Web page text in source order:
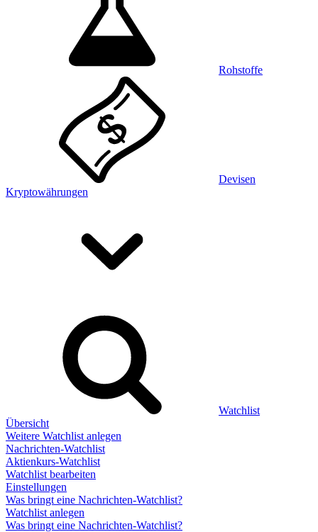
Rohstoffe
Devisen
Kryptowährungen
Watchlist
Übersicht
Weitere Watchlist anlegen
Nachrichten-Watchlist
Aktienkurs-Watchlist
Watchlist bearbeiten
Einstellungen
Was bringt eine Nachrichten-Watchlist?
Watchlist anlegen
Was bringt eine Nachrichten-Watchlist?